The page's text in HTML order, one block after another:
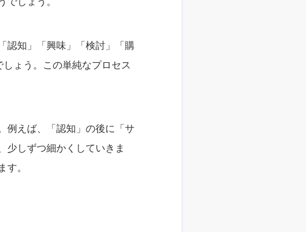
認知」「興味」「検討」「購
ょう。この単純なプロセス
例えば、「認知」の後に「サ
少しずつ細かくしていきま
。